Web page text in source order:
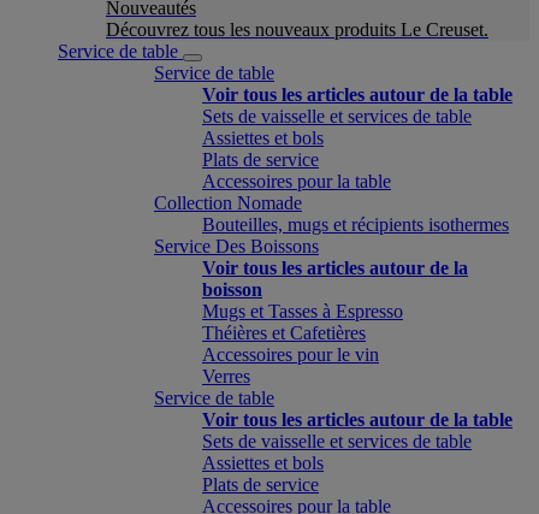
Nouveautés
Découvrez tous les nouveaux produits Le Creuset.
Service de table
Service de table
Voir tous les articles autour de la table
Sets de vaisselle et services de table
Assiettes et bols
Plats de service
Accessoires pour la table
Collection Nomade
Bouteilles, mugs et récipients isothermes
Service Des Boissons
Voir tous les articles autour de la
boisson
Mugs et Tasses à Espresso
Théières et Cafetières
Accessoires pour le vin
Verres
Service de table
Voir tous les articles autour de la table
Sets de vaisselle et services de table
Assiettes et bols
Plats de service
Accessoires pour la table